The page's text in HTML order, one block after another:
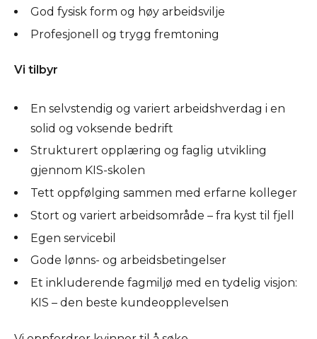
God fysisk form og høy arbeidsvilje
Profesjonell og trygg fremtoning
Vi tilbyr
En selvstendig og variert arbeidshverdag i en
solid og voksende bedrift
Strukturert opplæring og faglig utvikling
gjennom KIS-skolen
Tett oppfølging sammen med erfarne kolleger
Stort og variert arbeidsområde – fra kyst til fjell
Egen servicebil
Gode lønns- og arbeidsbetingelser
Et inkluderende fagmiljø med en tydelig visjon:
KIS – den beste kundeopplevelsen